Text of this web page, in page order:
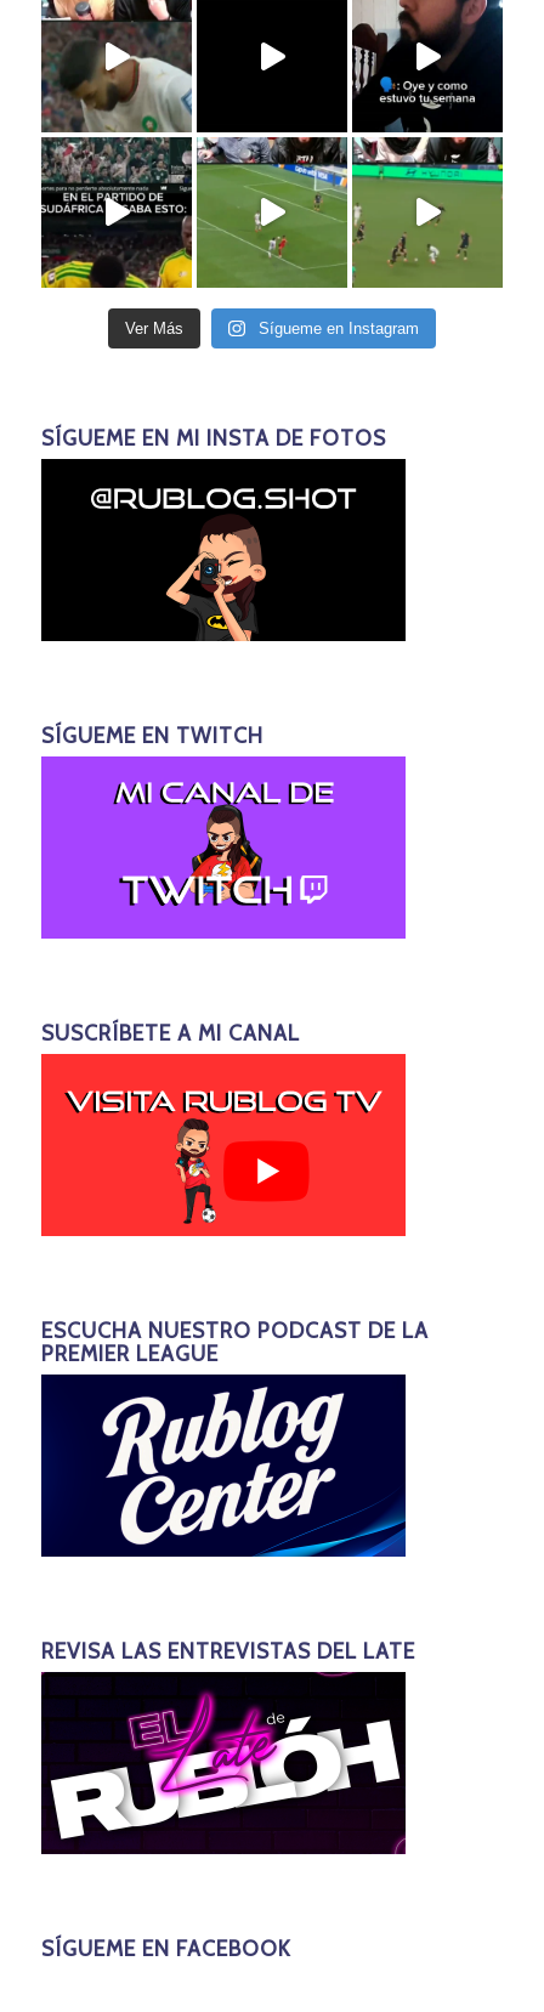
Ver Más Sígueme en Instagram
SÍGUEME EN MI INSTA DE FOTOS
SÍGUEME EN TWITCH
SUSCRÍBETE A MI CANAL
ESCUCHA NUESTRO PODCAST DE LA
PREMIER LEAGUE
REVISA LAS ENTREVISTAS DEL LATE
SÍGUEME EN FACEBOOK